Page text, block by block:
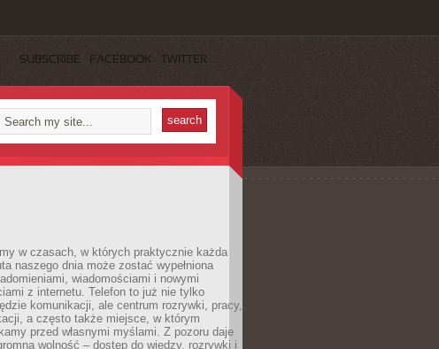
SUBSCRIBE FACEBOOK TWITTER
w czasach, w których praktycznie każda
naszego dnia może zostać wypełniona
wiadomościami i nowymi
z internetu. Telefon to już nie tylko
komunikacji, ale centrum rozrywki, pracy,
a często także miejsce, w którym
przed własnymi myślami. Z pozoru daje
wolność – dostęp do wiedzy, rozrywki i